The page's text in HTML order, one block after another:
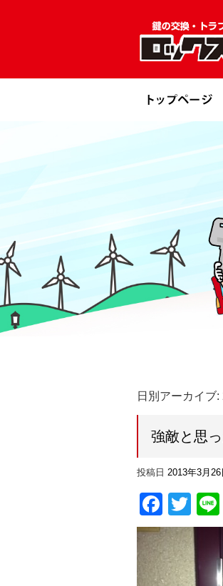
日別アーカイブ:
強敵と思
投稿日 2013年3月26